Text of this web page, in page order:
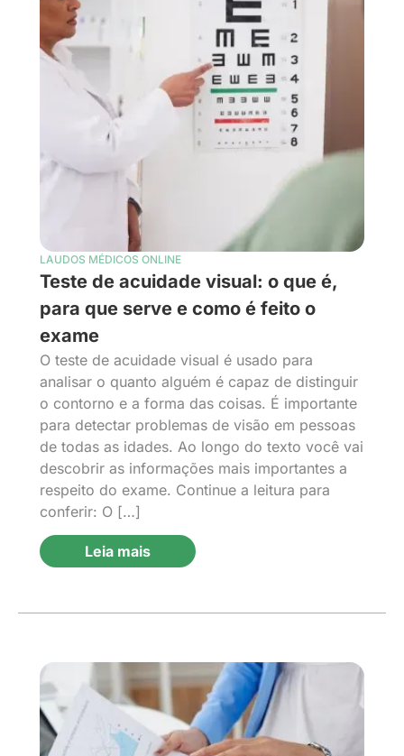
LAUDOS MÉDICOS ONLINE
Teste de acuidade visual: o que é,
para que serve e como é feito o
exame
O teste de acuidade visual é usado para
analisar o quanto alguém é capaz de distinguir
o contorno e a forma das coisas. É importante
para detectar problemas de visão em pessoas
de todas as idades. Ao longo do texto você vai
descobrir as informações mais importantes a
respeito do exame. Continue a leitura para
conferir: O […]
Leia mais